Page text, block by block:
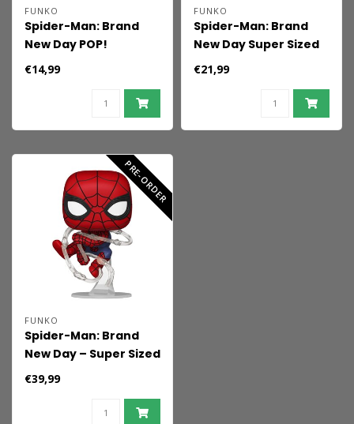
FUNKO
Spider-Man: Brand
New Day POP!
Vinylfigur Spider-Man
€14,99
FUNKO
Spider-Man: Brand
New Day Super Sized
POP! Vinylfigur Super
€21,99
PRE-ORDER
FUNKO
Spider-Man: Brand
New Day – Super Sized
Jumbo POP! Vinylfigur
€39,99